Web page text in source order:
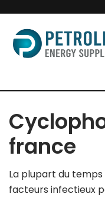
Skip
to
content
france
La plupart du
facteurs infectieux